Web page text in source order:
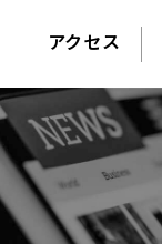
アクセス